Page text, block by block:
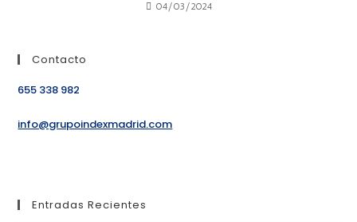
04/03/2024
Contacto
655 338 982
info@grupoindexmadrid.com
Entradas Recientes